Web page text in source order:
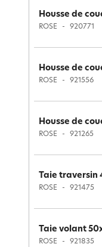
Housse de
ROSE 920771
Housse de
ROSE 921556
Housse de
ROSE 921265
Taie traversin
ROSE 921475
Taie volant
ROSE 921835